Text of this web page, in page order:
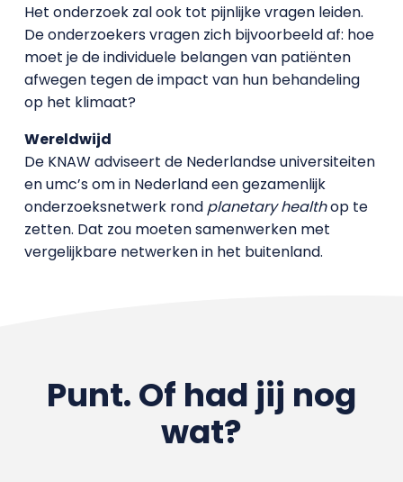
Het onderzoek zal ook tot pijnlijke vragen leiden.
De onderzoekers vragen zich bijvoorbeeld af: hoe
moet je de individuele belangen van patiënten
afwegen tegen de impact van hun behandeling
op het klimaat?
Wereldwijd
De KNAW adviseert de Nederlandse universiteiten
en umc’s om in Nederland een gezamenlijk
onderzoeksnetwerk rond planetary healthop te
zetten. Dat zou moeten samenwerken met
vergelijkbare netwerken in het buitenland.
Punt. Of had jij nog
wat?